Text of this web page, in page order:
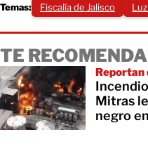
Temas: Fiscalía de Jalisco
TE
Reportan
Mitras
negro